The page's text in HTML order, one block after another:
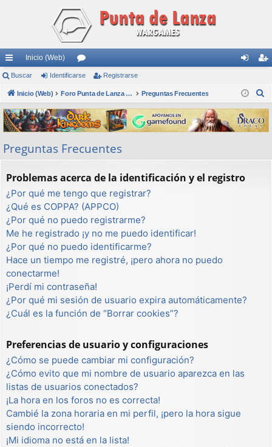
nl
ac
es
rá
pi
Inicio (Web)
or
os nti
fic
ar
ist
ra
rs
Buscar Identificarse Registrarse
Inicio (Web) Foro Punta de Lanza Wargames Preguntas Frecuentes
s
c
r
Preguntas Frecuentes
Problemas acerca de la identificación y el registro
¿Por qué me tengo que registrar?
¿Qué es COPPA? (APPCO)
¿Por qué no puedo registrarme?
Me he registrado ¡y no me puedo identificar!
¿Por qué no puedo identificarme?
Hace un tiempo me registré, ¡pero ahora no puedo
conectarme!
¡Perdí mi contraseña!
¿Por qué mi sesión de usuario expira automáticamente?
¿Cuál es la función de “Borrar cookies”?
Preferencias de usuario y configuraciones
¿Cómo se puede cambiar mi configuración?
¿Cómo evito que mi nombre de usuario aparezca en las
listas de usuarios conectados?
¡La hora en los foros no es correcta!
Cambié la zona horaria en mi perfil, ¡pero la hora sigue
siendo incorrecto!
¡Mi idioma no está en la lista!